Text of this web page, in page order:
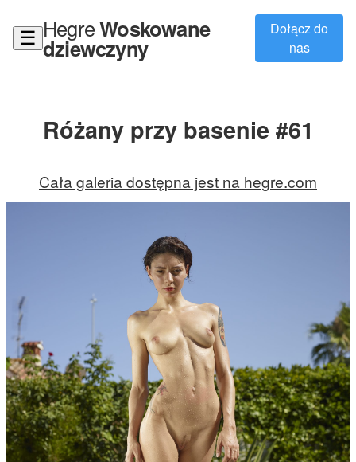
☰ HegreWoskowane
dziewczyny
Dołącz do
nas
Różany przy basenie #61
Cała galeria dostępna jest na hegre.com